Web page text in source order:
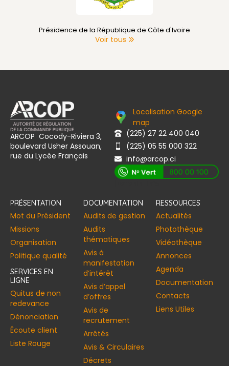
Primature de Côte d'Ivoire
Voir tous
ARCOP Cocody-Riviera 3,
boulevard Usher Assouan,
rue du Lycée Français
Localisation Google
map
(225) 27 22 400 040
(225) 05 55 000 322
info@arcop.ci
PRÉSENTATION
Mot du Président
Missions
Organisation
Politique qualité
SERVICES EN
LIGNE
Quitus de non
redevance
Dénonciation
Écoute client
Liste Rouge
DOCUMENTATION
Audits de gestion
Audits
thématiques
Avis à
manifestation
d’intérêt
Avis d’appel
d’offres
Avis de
recrutement
Arrêtés
Avis & Circulaires
Décrets
RESSOURCES
Actualités
Photothèque
Vidéothèque
Annonces​
Agenda
Documentation
Contacts
Liens Utiles